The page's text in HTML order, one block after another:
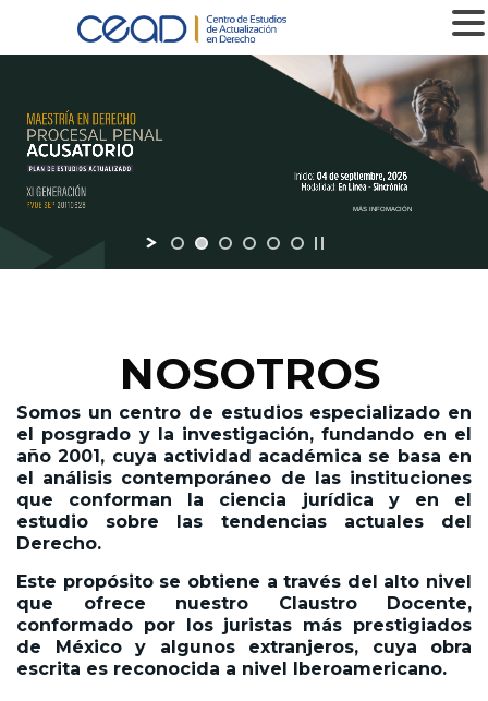
MÁS INFOMACIÓN
NOSOTROS
Somos un centro de estudios especializado en
el posgrado y la investigación,fundando en el
año 2001, cuya actividad académica se basa en
el análisis contemporáneo de las instituciones
que conforman la ciencia jurídica y en el
estudio sobre las tendencias actuales del
Derecho.
Este propósito se obtiene a través del alto nivel
que ofrece nuestro Claustro Docente,
conformado por los juristas más prestigiados
de México y algunos extranjeros, cuya obra
escrita es reconocida a nivel Iberoamericano.